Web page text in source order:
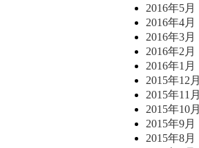
2016年5月
2016年4月
2016年3月
2016年2月
2016年1月
2015年12月
2015年11月
2015年10月
2015年9月
2015年8月